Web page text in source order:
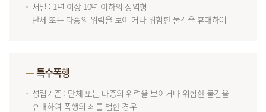
처벌 : 1년 이상 10년 이하의 징역형
단체 또는 다중의 위력을 보이 거나 위험한 물건을 휴대하여
특수폭행
성립기준 : 단체 또는 다중의 위력을 보이거나 위험한 물건을
휴대하여 폭행의 죄를 범한 경우